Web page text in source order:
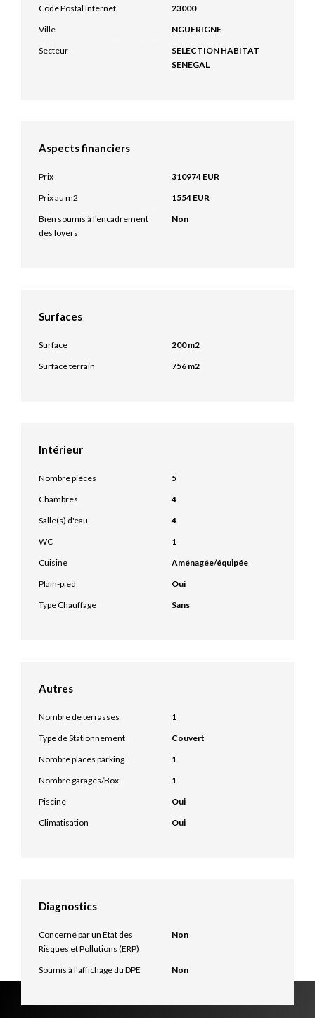
Code Postal Internet
23000
Ville
NGUERIGNE
Secteur
SELECTION HABITAT
SENEGAL
Aspects financiers
Prix
310974 EUR
Prix au m2
1554 EUR
Bien soumis à l'encadrement
des loyers
Non
Surfaces
Surface
200 m2
Surface terrain
756 m2
Intérieur
Nombre pièces
5
Chambres
4
Salle(s) d'eau
4
WC
1
Cuisine
Aménagée/équipée
Plain-pied
Oui
Type Chauffage
Sans
Autres
Nombre de terrasses
1
Type de Stationnement
Couvert
Nombre places parking
1
Nombre garages/Box
1
Piscine
Oui
Climatisation
Oui
Diagnostics
Concerné par un Etat des
Risques et Pollutions (ERP)
Non
Soumis à l'affichage du DPE Non